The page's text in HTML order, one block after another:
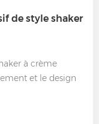
de style shaker
à crème
et le design